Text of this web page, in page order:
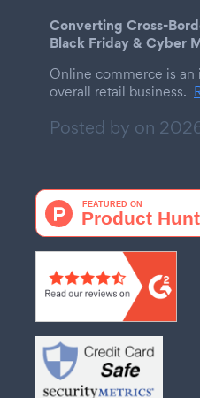
Converting Cross-
Black Friday & Cyber
Online commerce is
overall retail business.
Posted by on